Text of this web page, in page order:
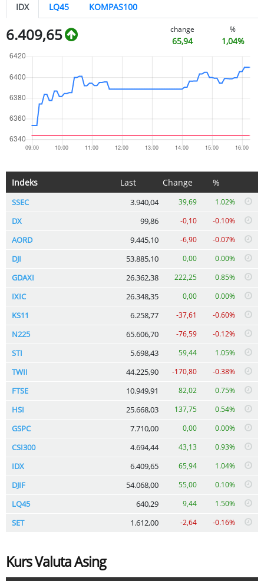
IDX LQ45 KOMPAS100
6.409,65 change
65,94
%
1,04%
Indeks Last Change %
SSEC 3.940,04 39,69 1.02%
DX 99,86 -0,10 -0.10%
AORD 9.445,10 -6,90 -0.07%
DJI 53.885,10 0,00 0.00%
GDAXI 26.362,38 222,25 0.85%
IXIC 26.348,35 0,00 0.00%
KS11 6.258,77 -37,61 -0.60%
N225 65.606,70 -76,59 -0.12%
STI 5.698,43 59,44 1.05%
TWII 44.225,90 -170,80 -0.38%
FTSE 10.949,91 82,02 0.75%
HSI 25.668,03 137,75 0.54%
GSPC 7.710,00 0,00 0.00%
CSI300 4.694,44 43,13 0.93%
IDX 6.409,65 65,94 1.04%
DJIF 54.068,00 55,00 0.10%
LQ45 640,29 9,44 1.50%
SET 1.612,00 -2,64 -0.16%
Kurs Valuta Asing